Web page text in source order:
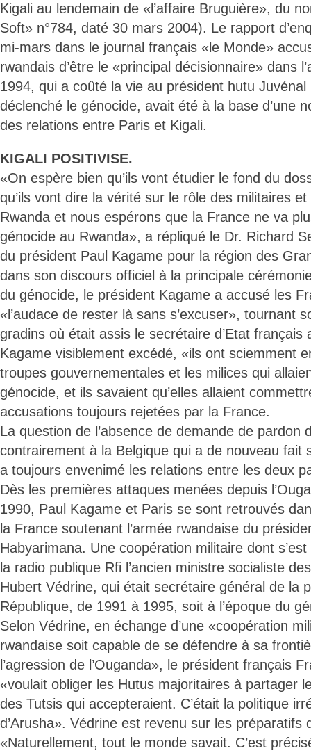
Kigali au lendemain de «l’affaire Bruguière», du
Soft» n°784, daté 30 mars 2004). Le rapport
mi-mars dans le journal français «le Monde»
rwandais d’être le «principal décisionnaire» dans
1994, qui a coûté la vie au président hutu
déclenché le génocide, avait été à la base d’une
des relations entre Paris et Kigali.
KIGALI POSITIVISE.
«On espère bien qu’ils vont étudier le fond du
qu’ils vont dire la vérité sur le rôle des militaires
Rwanda et nous espérons que la France ne va
génocide au Rwanda», a répliqué le Dr. Richard
du président Paul Kagame pour la région des
dans son discours officiel à la principale
du génocide, le président Kagame a accusé les
«l’audace de rester là sans s’excuser», tournant
gradins où était assis le secrétaire d’Etat français
Kagame visiblement excédé, «ils ont sciemment
troupes gouvernementales et les milices qui
génocide, et ils savaient qu’elles allaient
accusations toujours rejetées par la France.
La question de l’absence de demande de pardon
contrairement à la Belgique qui a de nouveau fait
a toujours envenimé les relations entre les deux
Dès les premières attaques menées depuis
1990, Paul Kagame et Paris se sont retrouvés
la France soutenant l’armée rwandaise du
Habyarimana. Une coopération militaire dont
la radio publique Rfi l’ancien ministre socialiste
Hubert Védrine, qui était secrétaire général de la
République, de 1991 à 1995, soit à l’époque du
Selon Védrine, en échange d’une «coopération
rwandaise soit capable de se défendre à sa
l’agression de l’Ouganda», le président français
«voulait obliger les Hutus majoritaires à partager
des Tutsis qui accepteraient. C’était la politique
d’Arusha». Védrine est revenu sur les préparatifs
«Naturellement, tout le monde savait. C’est